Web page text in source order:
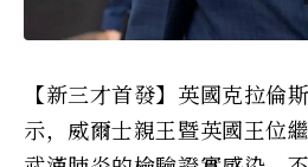
【新三才首發】英國克拉倫
示，威爾士親王暨英國王位